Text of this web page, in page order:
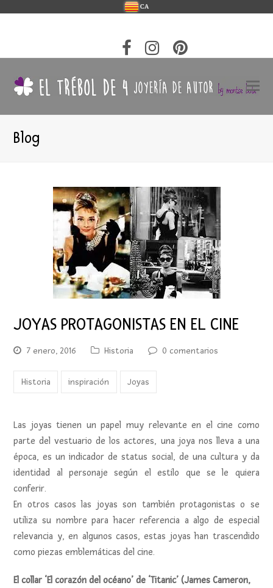
CA
Blog
JOYAS PROTAGONISTAS EN EL CINE
7 enero, 2016 Historia 0 comentarios
Historia inspiración Joyas
Las joyas tienen un papel muy relevante en el cine como
parte del vestuario de los actores, una joya nos lleva a una
época, es un indicador de status social, de una cultura y da
identidad al personaje según el estilo que se le quiera
conferir.
En otros casos las joyas son también protagonistas o se
utiliza su nombre para hacer referencia a algo de especial
relevancia y, en algunos casos, estas joyas han trascendido
como piezas emblemáticas del cine.
El collar ‘El corazón del océano’ de ‘Titanic’ (James Cameron,